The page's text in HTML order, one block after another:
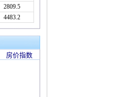
2809.5
4483.2
房价指数